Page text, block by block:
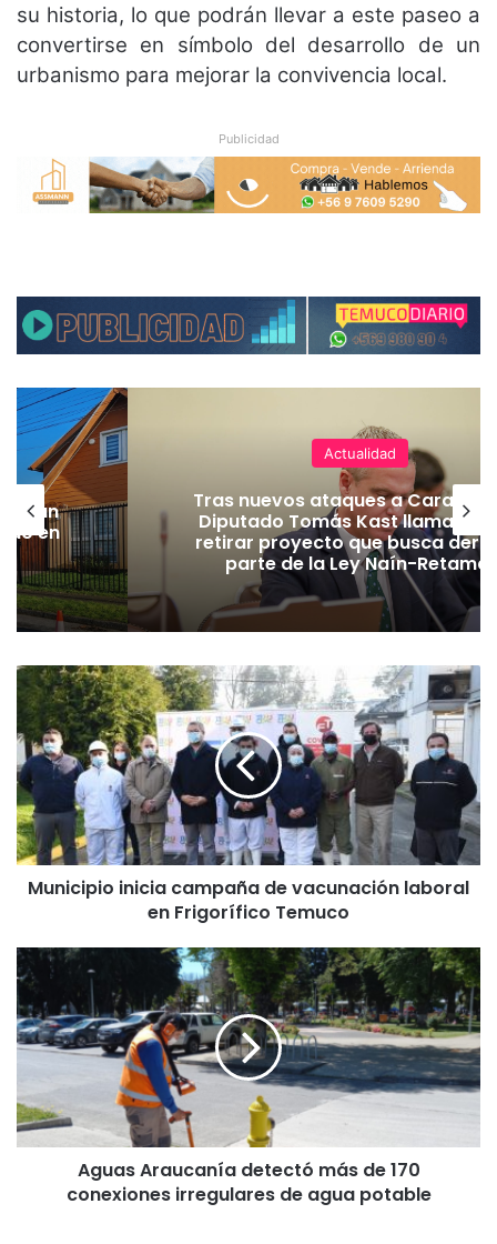
su historia, lo que podrán llevar a este paseo a
convertirse en símbolo del desarrollo de un
urbanismo para mejorar la convivencia local.
Publicidad
en
Actualidad
Tras nuevos ataques a
Diputado Tomás Kast llama al
retirar proyecto que busca
parte de la Ley Naín-Retamal
M
u
i
c
p
i
o
c
i
a
c
a
p
a
Municipio inicia campaña de vacunación laboral
en Frigorífico Temuco
A
g
u
a
s
r
a
u
Aguas Araucanía detectó más de 170
conexiones irregulares de agua potable